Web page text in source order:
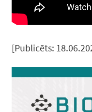
[Publicēts: